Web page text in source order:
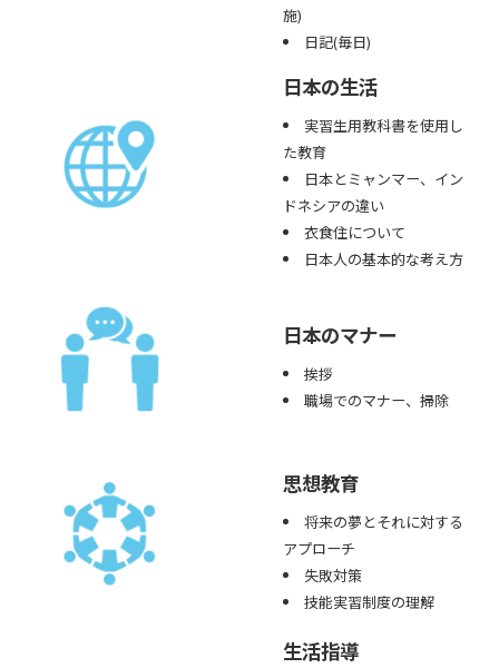
施)
日記(毎日)
日本の生活
実習生用教科書を使用し
た教育
日本とミャンマー、イン
ドネシアの違い
衣食住について
日本人の基本的な考え方
日本のマナー
挨拶
職場でのマナー、掃除
思想教育
将来の夢とそれに対する
アプローチ
失敗対策
技能実習制度の理解
生活指導